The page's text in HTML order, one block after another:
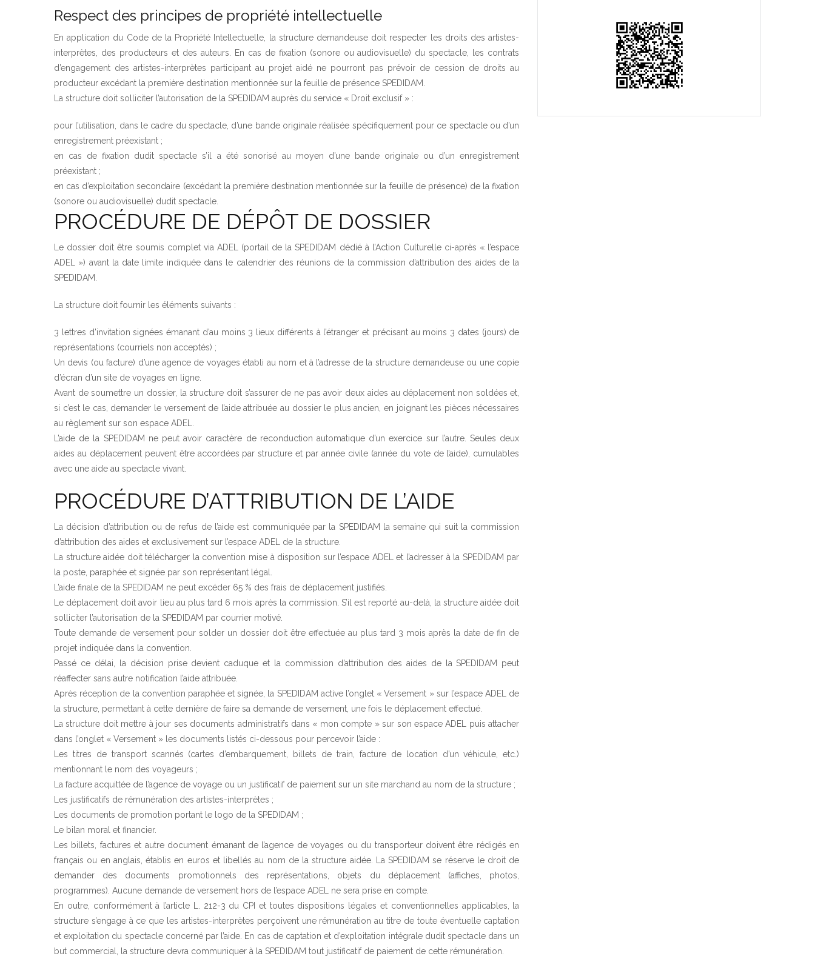
Respect des principes de propriété intellectuelle
En application du Code de la Propriété Intellectuelle, la structure demandeuse doit respecter les droits des artistes-
interprètes, des producteurs et des auteurs. En cas de fixation (sonore ou audiovisuelle) du spectacle, les contrats
d’engagement des artistes-interprètes participant au projet aidé ne pourront pas prévoir de cession de droits au
producteur excédant la première destination mentionnée sur la feuille de présence SPEDIDAM.
La structure doit solliciter l’autorisation de la SPEDIDAM auprès du service « Droit exclusif » :
pour l’utilisation, dans le cadre du spectacle, d’une bande originale réalisée spécifiquement pour ce spectacle ou d’un
enregistrement préexistant ;
en cas de fixation dudit spectacle s’il a été sonorisé au moyen d’une bande originale ou d’un enregistrement
préexistant ;
en cas d’exploitation secondaire (excédant la première destination mentionnée sur la feuille de présence) de la fixation
(sonore ou audiovisuelle) dudit spectacle.
PROCÉDURE DE DÉPÔT DE DOSSIER
Le dossier doit être soumis complet via ADEL (portail de la SPEDIDAM dédié à l’Action Culturelle ci-après « l’espace
ADEL ») avant la date limite indiquée dans le calendrier des réunions de la commission d’attribution des aides de la
SPEDIDAM.
La structure doit fournir les éléments suivants :
3 lettres d’invitation signées émanant d’au moins 3 lieux différents à l’étranger et précisant au moins 3 dates (jours) de
représentations (courriels non acceptés) ;
Un devis (ou facture) d’une agence de voyages établi au nom et à l’adresse de la structure demandeuse ou une copie
d’écran d’un site de voyages en ligne.
Avant de soumettre un dossier, la structure doit s’assurer de ne pas avoir deux aides au déplacement non soldées et,
si c’est le cas, demander le versement de l’aide attribuée au dossier le plus ancien, en joignant les pièces nécessaires
au règlement sur son espace ADEL.
L’aide de la SPEDIDAM ne peut avoir caractère de reconduction automatique d’un exercice sur l’autre. Seules deux
aides au déplacement peuvent être accordées par structure et par année civile (année du vote de l’aide), cumulables
avec une aide au spectacle vivant.
PROCÉDURE D’ATTRIBUTION DE L’AIDE
La décision d’attribution ou de refus de l’aide est communiquée par la SPEDIDAM la semaine qui suit la commission
d’attribution des aides et exclusivement sur l’espace ADEL de la structure.
La structure aidée doit télécharger la convention mise à disposition sur l’espace ADEL et l’adresser à la SPEDIDAM par
la poste, paraphée et signée par son représentant légal.
L’aide finale de la SPEDIDAM ne peut excéder 65 % des frais de déplacement justifiés.
Le déplacement doit avoir lieu au plus tard 6 mois après la commission. S’il est reporté au-delà, la structure aidée doit
solliciter l’autorisation de la SPEDIDAM par courrier motivé.
Toute demande de versement pour solder un dossier doit être effectuée au plus tard 3 mois après la date de fin de
projet indiquée dans la convention.
Passé ce délai, la décision prise devient caduque et la commission d’attribution des aides de la SPEDIDAM peut
réaffecter sans autre notification l’aide attribuée.
Après réception de la convention paraphée et signée, la SPEDIDAM active l’onglet « Versement » sur l’espace ADEL de
la structure, permettant à cette dernière de faire sa demande de versement, une fois le déplacement effectué.
La structure doit mettre à jour ses documents administratifs dans « mon compte » sur son espace ADEL puis attacher
dans l’onglet « Versement » les documents listés ci-dessous pour percevoir l’aide :
Les titres de transport scannés (cartes d’embarquement, billets de train, facture de location d’un véhicule, etc.)
mentionnant le nom des voyageurs ;
La facture acquittée de l’agence de voyage ou un justificatif de paiement sur un site marchand au nom de la structure ;
Les justificatifs de rémunération des artistes-interprètes ;
Les documents de promotion portant le logo de la SPEDIDAM ;
Le bilan moral et financier.
Les billets, factures et autre document émanant de l’agence de voyages ou du transporteur doivent être rédigés en
français ou en anglais, établis en euros et libellés au nom de la structure aidée. La SPEDIDAM se réserve le droit de
demander des documents promotionnels des représentations, objets du déplacement (affiches, photos,
programmes). Aucune demande de versement hors de l’espace ADEL ne sera prise en compte.
En outre, conformément à l’article L. 212-3 du CPI et toutes dispositions légales et conventionnelles applicables, la
structure s’engage à ce que les artistes-interprètes perçoivent une rémunération au titre de toute éventuelle captation
et exploitation du spectacle concerné par l’aide. En cas de captation et d’exploitation intégrale dudit spectacle dans un
but commercial, la structure devra communiquer à la SPEDIDAM tout justificatif de paiement de cette rémunération.